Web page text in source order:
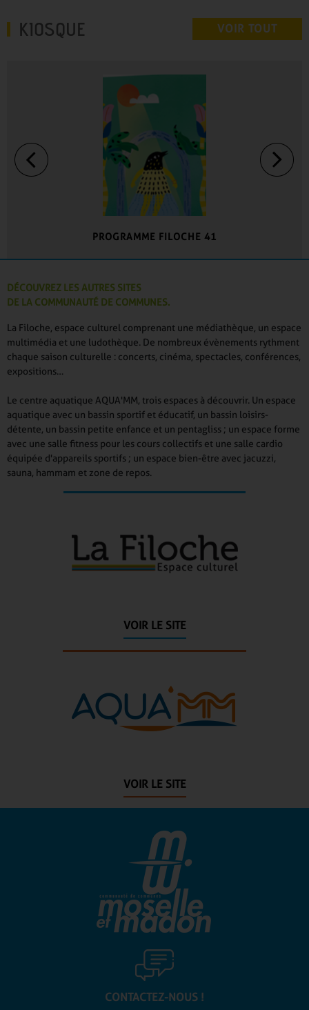
KIOSQUE VOIR TOUT
PROGRAMME FILOCHE 41
DÉCOUVREZ LES AUTRES SITES
DE LA COMMUNAUTÉ DE COMMUNES.
La Filoche, espace culturel comprenant une médiathèque, un espace
multimédia et une ludothèque. De nombreux évènements rythment
chaque saison culturelle : concerts, cinéma, spectacles, conférences,
expositions…
Le centre aquatique AQUA'MM, trois espaces à découvrir. Un espace
aquatique avec un bassin sportif et éducatif, un bassin loisirs-
détente, un bassin petite enfance et un pentagliss ; un espace forme
avec une salle fitness pour les cours collectifs et une salle cardio
équipée d'appareils sportifs ; un espace bien-être avec jacuzzi,
sauna, hammam et zone de repos.
VOIR LE SITE
VOIR LE SITE
CONTACTEZ-NOUS !